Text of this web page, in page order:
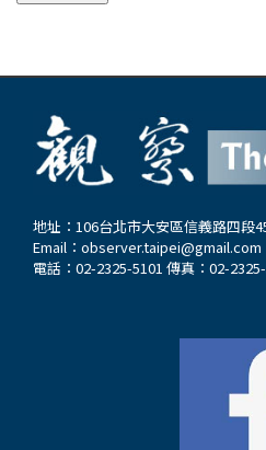
地址：106台北市大安區信義路四段
Email： observer.taipei@gmail.com
電話：02-2325-5101 傳真：02-